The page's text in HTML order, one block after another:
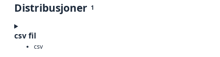
Distribusjoner 1
csv fil
csv